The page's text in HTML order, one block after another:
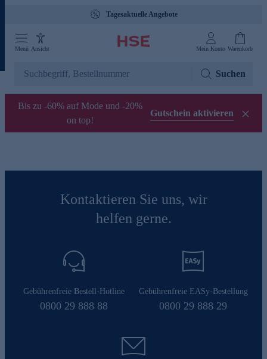
Tagesaktuelle Angebote
Menü Ansicht Mein Konto Warenkorb
Suchen
Bis zu -60% auf Mode und -20%
on top!
Gutschein aktivieren
Kontaktieren Sie uns, wir
helfen gerne.
Gebührenfreie Bestell-Hotline
0800 29 888 88
Gebührenfreie EASy-Bestellung
0800 29 888 29